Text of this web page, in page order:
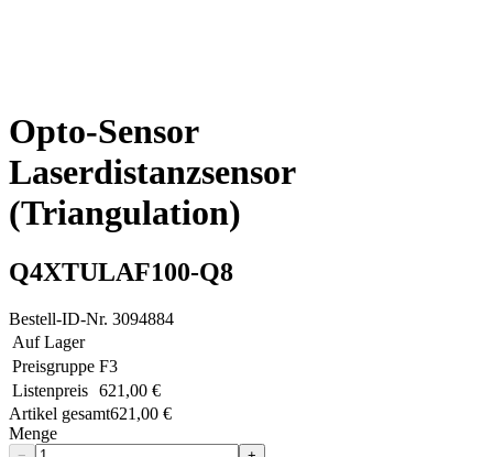
Opto-Sensor
Laserdistanzsensor
(Triangulation)
Q4XTULAF100-Q8
Bestell-ID-Nr. 3094884
Auf Lager
Preisgruppe F3
Listenpreis 621,00 €
Artikel gesamt621,00 €
Menge